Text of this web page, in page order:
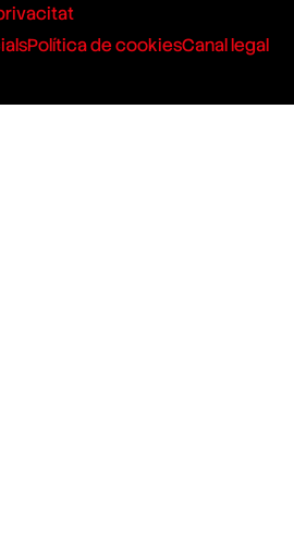
Política de cookiesCanal legal